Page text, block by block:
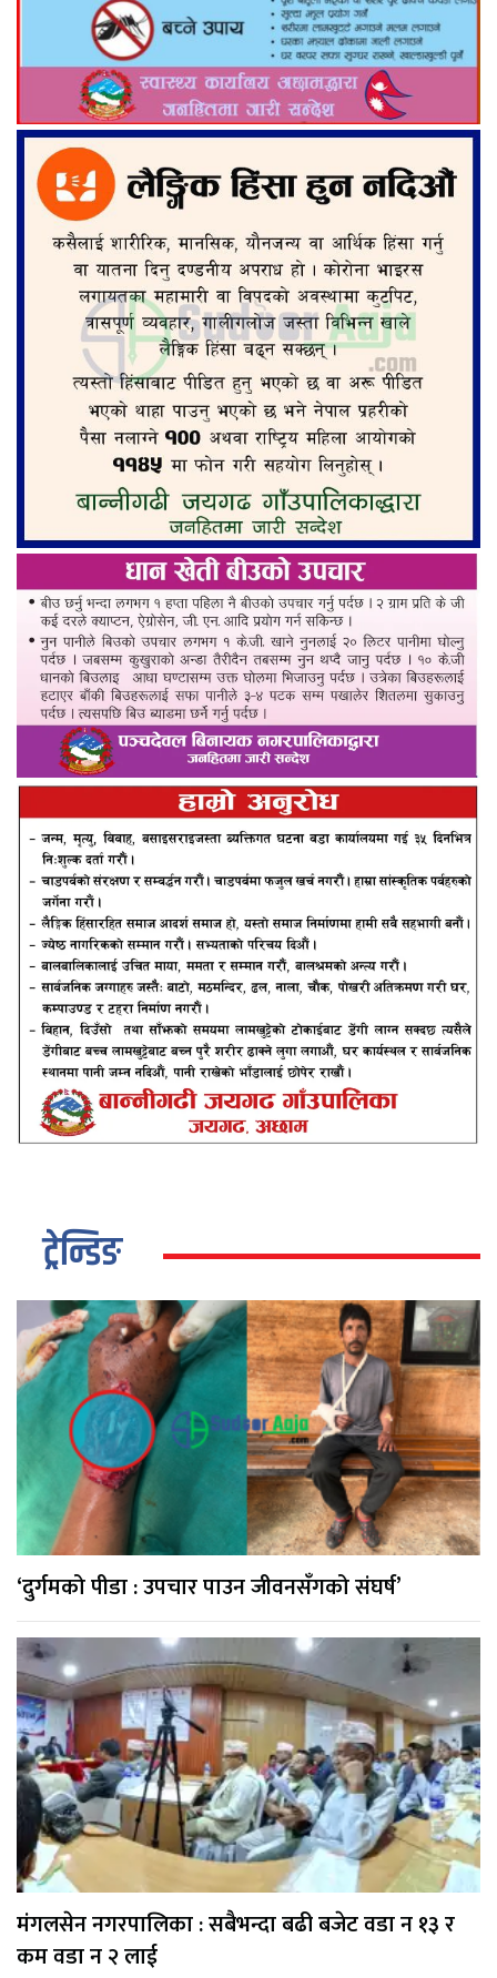
ट्रेन्डिङ
‘दुर्गमको पीडा : उपचार पाउन जीवनसँगको संघर्ष’
मंगलसेन नगरपालिका : सबैभन्दा बढी बजेट वडा न १३ र
कम वडा न २ लाई